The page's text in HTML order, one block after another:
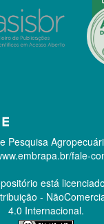
Pesquisa
fale-
está
-
4.0 Internacional.